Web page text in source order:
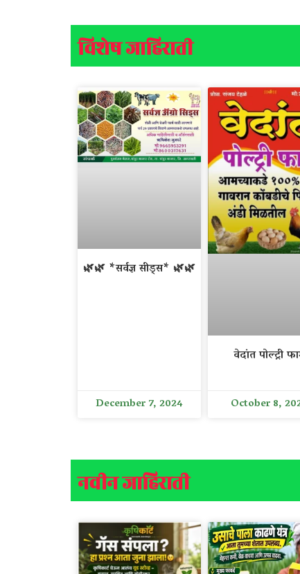
विशेष जाहिराती
🌿🌿 *सर्वज्ञ सीड्स* 🌿🌿
December 7, 2024
वेदांत पोल्ट्री
October 8,
नवीन जाहिराती